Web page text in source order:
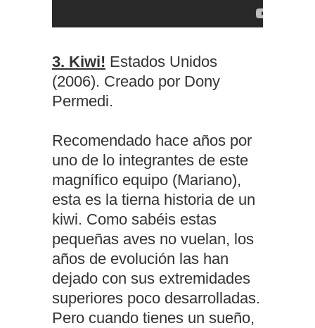
3. Kiwi! Estados Unidos
(2006). Creado por Dony
Permedi.
Recomendado hace años por
uno de lo integrantes de este
magnífico equipo (Mariano),
esta es la tierna historia de un
kiwi. Como sabéis estas
pequeñas aves no vuelan, los
años de evolución las han
dejado con sus extremidades
superiores poco desarrolladas.
Pero cuando tienes un sueño,